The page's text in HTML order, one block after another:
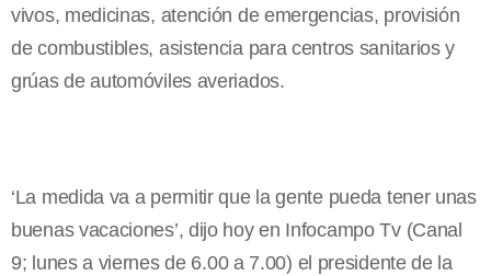
vivos, medicinas, atención de emergencias, provisión
de combustibles, asistencia para centros sanitarios y
grúas de automóviles averiados.
‘La medida va a permitir que la gente pueda tener unas
buenas vacaciones’, dijo hoy en Infocampo Tv (Canal
9; lunes a viernes de 6.00 a7.00) el presidente de la